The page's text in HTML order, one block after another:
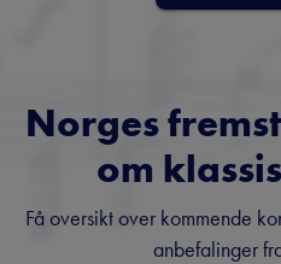
Norges
om
Få oversikt over kommende
anbefalinger